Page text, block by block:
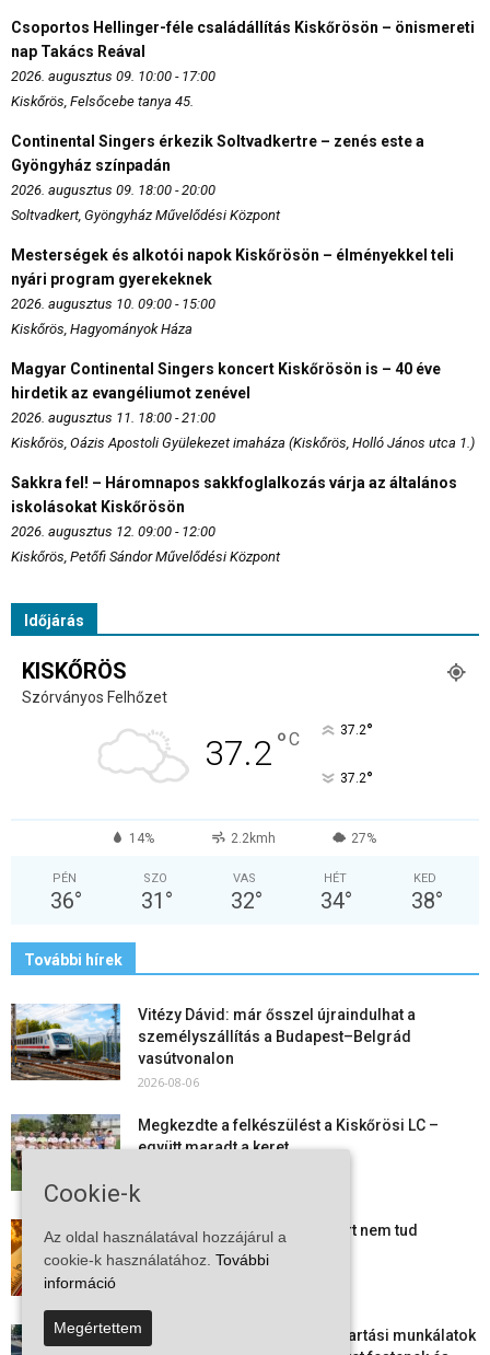
Csoportos Hellinger-féle családállítás Kiskőrösön – önismereti
nap Takács Reával
2026. augusztus 09. 10:00 - 17:00
Kiskőrös, Felsőcebe tanya 45.
Continental Singers érkezik Soltvadkertre – zenés este a
Gyöngyház színpadán
2026. augusztus 09. 18:00 - 20:00
Soltvadkert, Gyöngyház Művelődési Központ
Mesterségek és alkotói napok Kiskőrösön – élményekkel teli
nyári program gyerekeknek
2026. augusztus 10. 09:00 - 15:00
Kiskőrös, Hagyományok Háza
Magyar Continental Singers koncert Kiskőrösön is – 40 éve
hirdetik az evangéliumot zenével
2026. augusztus 11. 18:00 - 21:00
Kiskőrös, Oázis Apostoli Gyülekezet imaháza (Kiskőrös, Holló János utca 1.)
Sakkra fel! – Háromnapos sakkfoglalkozás várja az általános
iskolásokat Kiskőrösön
2026. augusztus 12. 09:00 - 12:00
Kiskőrös, Petőfi Sándor Művelődési Központ
Időjárás
KISKŐRÖS
Szórványos Felhőzet
37.2°C 37.2°
37.2°
14% 2.2kmh 27%
PÉN
36°
SZO
31 °
VAS
32°
HÉT
34°
KED
38°
További hírek
Vitézy Dávid: már ősszel újraindulhat a
személyszállítás a Budapest–Belgrád
vasútvonalon
2026-08-06
Megkezdte a felkészülést a Kiskőrösi LC –
együtt maradt a keret,...
Mi történik Európa felett? Ezért nem tud
szabadulni a kontinens a...
Folyamatosak a nyári karbantartási munkálatok
Cookie-k
Az oldal használatával hozzájárul a
cookie-k használatához. További
információ
Megértettem